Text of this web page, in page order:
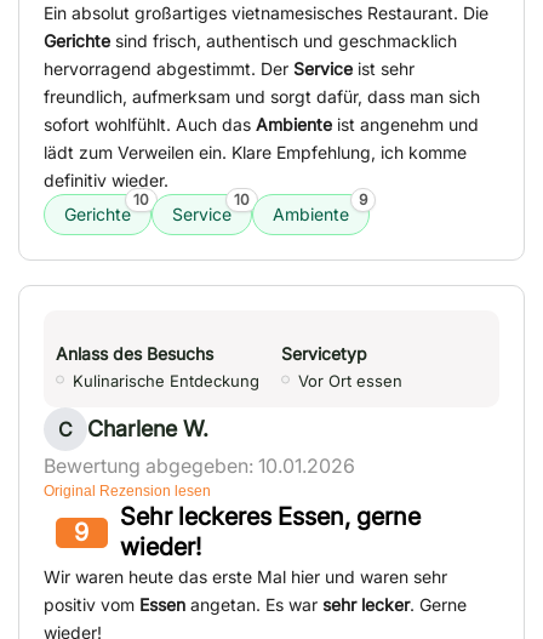
Ein absolut großartiges vietnamesisches Restaurant. Die
Gerichte sind frisch, authentisch und geschmacklich
hervorragend abgestimmt. Der Service ist sehr
freundlich, aufmerksam und sorgt dafür, dass man sich
sofort wohlfühlt. Auch das Ambiente ist angenehm und
lädt zum Verweilen ein. Klare Empfehlung, ich komme
definitiv wieder.
Gerichte
10
Service
10
Ambiente
9
Anlass des Besuchs
Kulinarische Entdeckung
Servicetyp
Vor Ort essen
C Charlene W.
Bewertung abgegeben: 10.01.2026
Original Rezension lesen
9
Sehr leckeres Essen, gerne
wieder!
Wir waren heute das erste Mal hier und waren sehr
positiv vom Essen angetan. Es war sehr lecker. Gerne
wieder!